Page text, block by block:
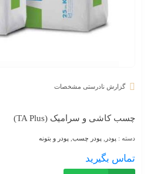
گزارش نادرستی مشخصات
چسب کاشی و سرامیک (TA Plus)​
دسته : پودر پودر چسب پودر و بتونه
تماس بگیرید